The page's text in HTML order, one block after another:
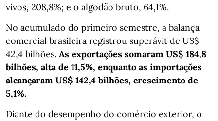
vivos, 208,8%; e o algodão bruto, 64,1%.
No acumulado do primeiro semestre, a balança
comercial brasileira registrou superávit de US$
42,4 bilhões. As exportações somaram US$ 184,8
bilhões, alta de 11,5%, enquanto as importações
alcançaram US$ 142,4 bilhões, crescimento de
5,1%.
Diante do desempenho do comércio exterior, o